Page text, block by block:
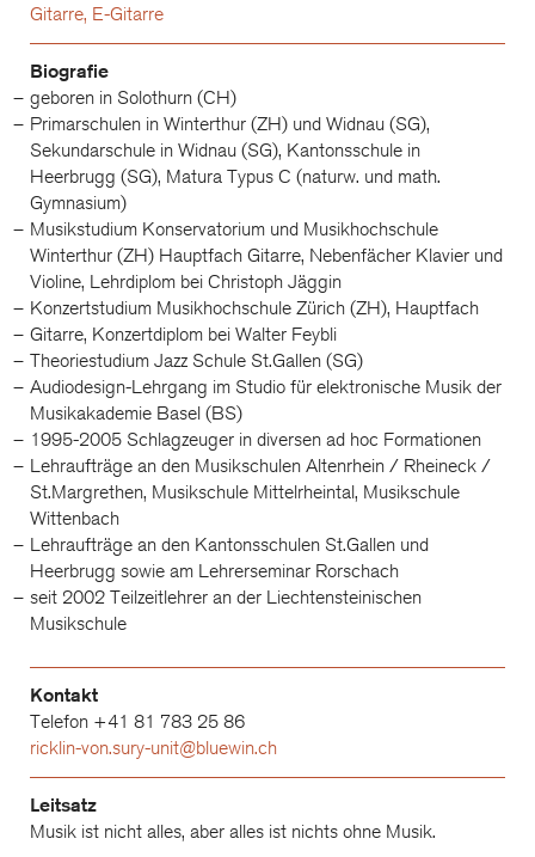
Gitarre, E-Gitarre
Biografie
geboren in Solothurn (CH)
Primarschulen in Winterthur (ZH) und Widnau (SG),
Sekundarschule in Widnau (SG), Kantonsschule in
Heerbrugg (SG), Matura Typus C (naturw. und math.
Gymnasium)
Musikstudium Konservatorium und Musikhochschule
Winterthur (ZH) Hauptfach Gitarre, Nebenfächer Klavier und
Violine, Lehrdiplom bei Christoph Jäggin
Konzertstudium Musikhochschule Zürich (ZH), Hauptfach
Gitarre, Konzertdiplom bei Walter Feybli
Theoriestudium Jazz Schule St.Gallen (SG)
Audiodesign-Lehrgang im Studio für elektronische Musik der
Musikakademie Basel (BS)
1995-2005 Schlagzeuger in diversen ad hoc Formationen
Lehraufträge an den Musikschulen Altenrhein / Rheineck /
St.Margrethen, Musikschule Mittelrheintal, Musikschule
Wittenbach
Lehraufträge an den Kantonsschulen St.Gallen und
Heerbrugg sowie am Lehrerseminar Rorschach
seit 2002 Teilzeitlehrer an der Liechtensteinischen
Musikschule
Kontakt
Telefon +41 81 783 25 86
ricklin-von.sury-unit@bluewin.ch
Leitsatz
Musik ist nicht alles, aber alles ist nichts ohne Musik.